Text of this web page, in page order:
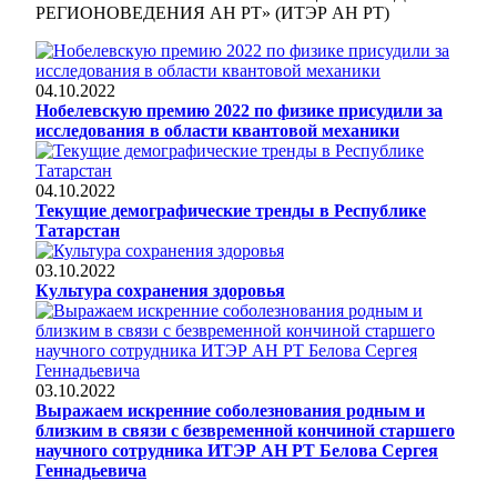
РЕГИОНОВЕДЕНИЯ АН РТ» (ИТЭР АН РТ)
04.10.2022
Нобелевскую премию 2022 по физике присудили за
исследования в области квантовой механики
04.10.2022
Текущие демографические тренды в Республике
Татарстан
03.10.2022
Культура сохранения здоровья
03.10.2022
Выражаем искренние соболезнования родным и
близким в связи с безвременной кончиной старшего
научного сотрудника ИТЭР АН РТ Белова Сергея
Геннадьевича